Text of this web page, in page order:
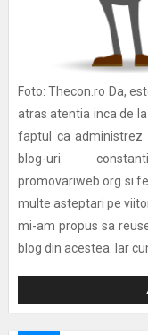
Foto: Thecon.ro Da,
atras atentia inca de
faptul ca
blog-uri:
promovariweb.org si
multe asteptari pe
mi-am propus sa
blog din acestea. Iar